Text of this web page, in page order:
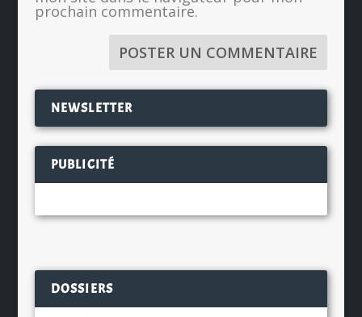
prochain commentaire.
NEWSLETTER
PUBLICITÉ
DOSSIERS